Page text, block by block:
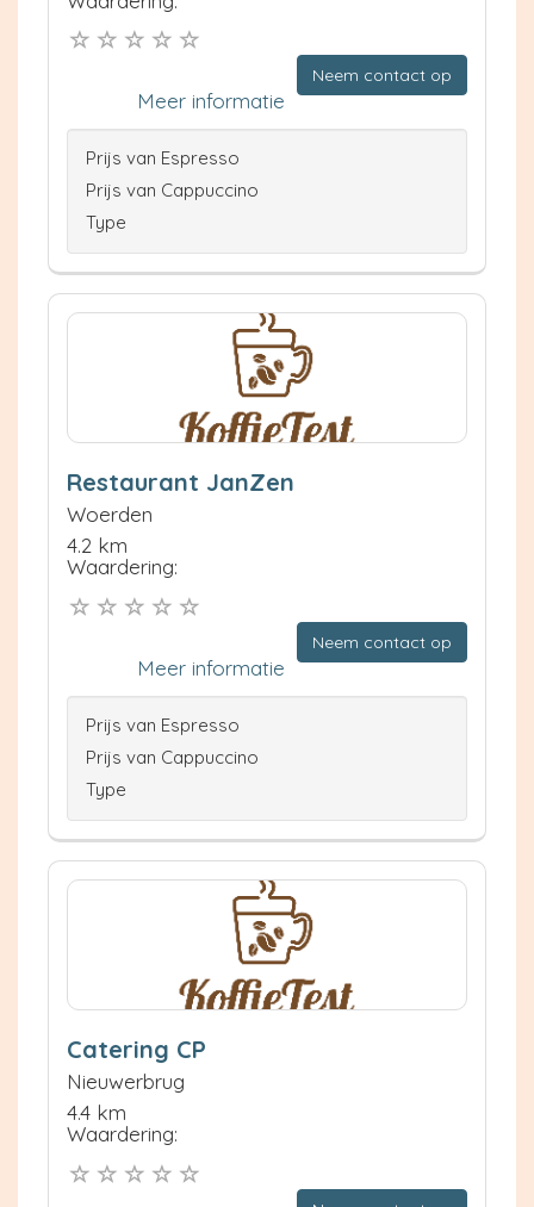
Neem contact op
Meer informatie
Prijs van Espresso
Prijs van Cappuccino
Type
Restaurant JanZen
Woerden
4.2 km
Waardering:
Neem contact op
Meer informatie
Prijs van Espresso
Prijs van Cappuccino
Type
Catering CP
Nieuwerbrug
4.4 km
Waardering: